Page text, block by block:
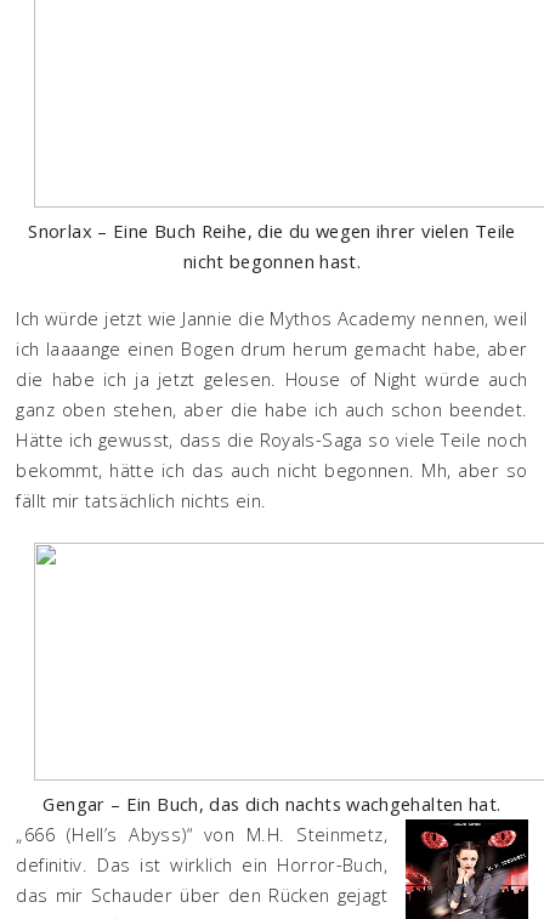
Snorlax – Eine Buch Reihe, die du wegen ihrer vielen Teile
nicht begonnen hast.
Ich würde jetzt wie Jannie die Mythos Academy nennen, weil
ich laaaange einen Bogen drum herum gemacht habe, aber
die habe ich ja jetzt gelesen. House of Night würde auch
ganz oben stehen, aber die habe ich auch schon beendet.
Hätte ich gewusst, dass die Royals-Saga so viele Teile noch
bekommt, hätte ich das auch nicht begonnen. Mh, aber so
fällt mir tatsächlich nichts ein.
Gengar – Ein Buch, das dich nachts wachgehalten hat.
„666 (Hell’s Abyss)“ von M.H. Steinmetz,
definitiv. Das ist wirklich ein Horror-Buch,
das mir Schauder über den Rücken gejagt